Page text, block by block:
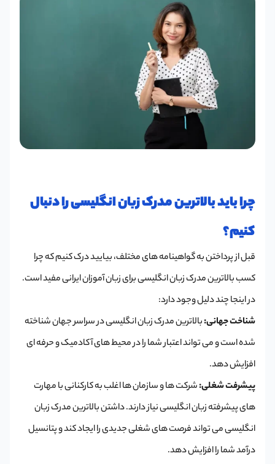
چرا باید بالاترین مدرک زبان انگلیسی را دنبال
کنیم؟
قبل از پرداختن به گواهینامه های مختلف، بیایید درک کنیم که چرا
کسب بالاترین مدرک زبان انگلیسی برای زبان آموزان ایرانی مفید است.
در اینجا چند دلیل وجود دارد:
شناخت جهانی:بالاترین مدرک زبان انگلیسی در سراسر جهان شناخته
شده است و می تواند اعتبار شما را در محیط های آکادمیک و حرفه ای
افزایش دهد.
پیشرفت شغلی:شرکت ها و سازمان ها اغلب به کارکنانی با مهارت
های پیشرفته زبان انگلیسی نیاز دارند. داشتن بالاترین مدرک زبان
انگلیسی می تواند فرصت های شغلی جدیدی را ایجاد کند و پتانسیل
درآمد شما را افزایش دهد.